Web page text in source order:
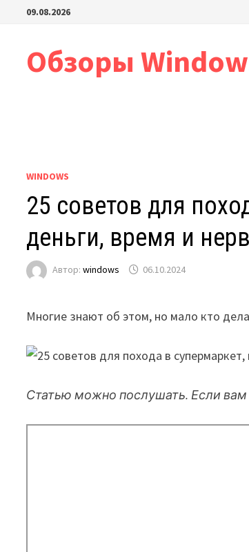
Перейти
содержимому
09.08.2026
Обзоры
WINDOWS
25 советов для
деньги, время и
Автор:windows 06.10.2024
Многие знают об этом, но мало кто
Статью можно послушать. Если вам